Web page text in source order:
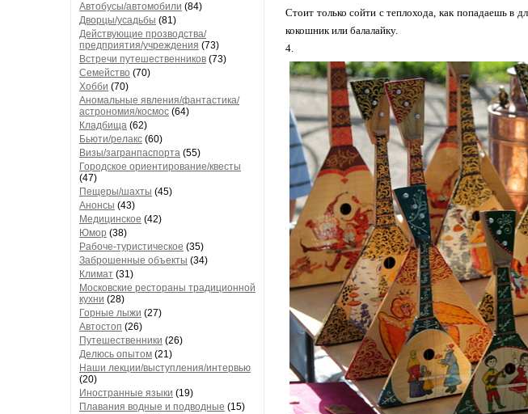
Автобусы/автомобили (84)
Дворцы/усадьбы (81)
Действующие прозводства/
предприятия/учреждения (73)
Встречи путешественников (73)
Семейство (70)
Хобби (70)
Аномальные явления/фантастика/
астрономия/космос (64)
Кладбища (62)
Бьюти/релакс (60)
Визы/загранпаспорта (55)
Городское ориентирование/квесты
(47)
Пещеры/шахты (45)
Анонсы (43)
Медицинское (42)
Юмор (38)
Рабоче-туристическое (35)
Заброшенные объекты (34)
Климат (31)
Московские рестораны традиционной
кухни (28)
Горные лыжи (27)
Автостоп (26)
Путешественники (26)
Делюсь опытом (21)
Наши лекции/выступления/интервью
(20)
Иностранные языки (19)
Плавания водные и подводные (15)
Стоит только сойти с теплохода, как попадаешь в
кокошник или балалайку.
4.